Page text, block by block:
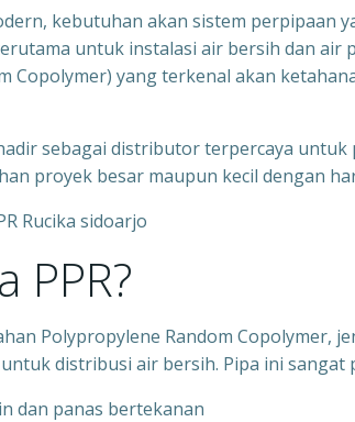
kebutuhan akan sistem perpipaan
untuk instalasi air bersih dan air
Copolymer) yang terkenal akan
sebagai distributor terpercaya untuk
proyek besar maupun kecil dengan
PPR?
Polypropylene Random Copolymer,
distribusi air bersih. Pipa ini
dan panas bertekanan